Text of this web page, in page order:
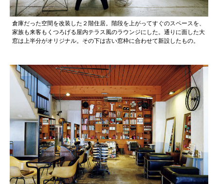
倉庫だった空間を改装した２階住居。階段を上がってすぐのスペースを、
家族も来客もくつろげる屋内テラス風のラウンジにした。通りに面した大
窓は上半分がオリジナル。その下は古い窓枠に合わせて新設したもの。